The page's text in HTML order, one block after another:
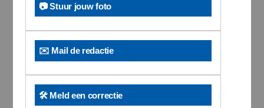
📷 Stuur jouw foto
✉️ Mail de redactie
🛠️ Meld een correctie